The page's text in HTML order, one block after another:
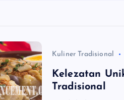
Kuliner Tradisional
Kelezatan
Tradisional